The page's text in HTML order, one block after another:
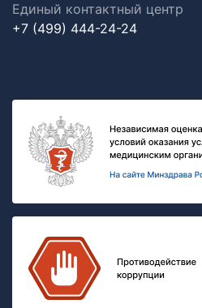
Единый контактный центр
+7 (499) 444-24-24